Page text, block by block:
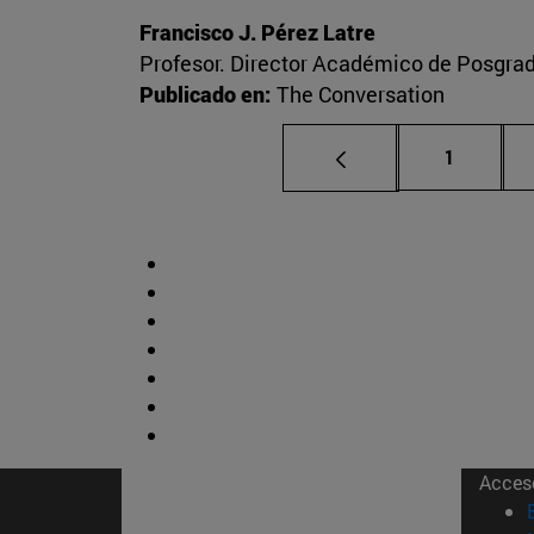
Francisco J. Pérez Latre
Profesor. Director Académico de
Publicado en: The Conversation
Página
1